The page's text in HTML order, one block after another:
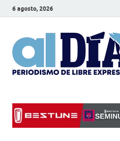
6 agosto, 2026